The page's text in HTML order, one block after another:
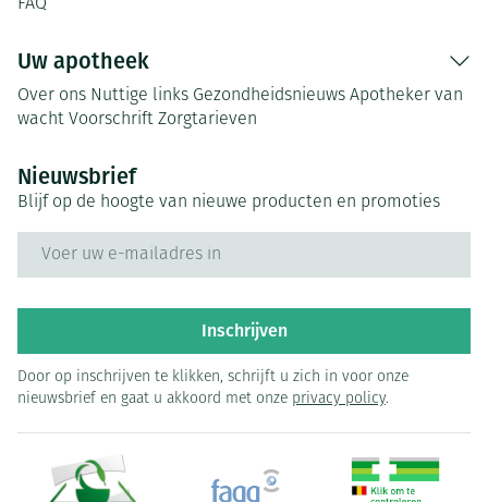
FAQ
Uw apotheek
Over ons Nuttige links Gezondheidsnieuws Apotheker van
wacht Voorschrift Zorgtarieven
Nieuwsbrief
Blijf op de hoogte van nieuwe producten en promoties
Inschrijven
Door op inschrijven te klikken, schrijft u zich in voor onze
nieuwsbrief en gaat u akkoord met onze privacy policy.